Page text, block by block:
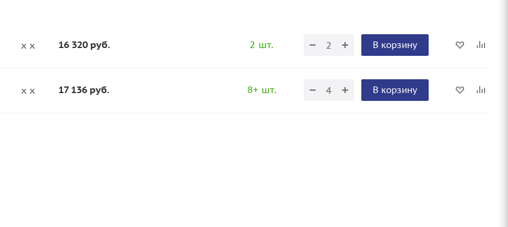
x x 16 320 руб. 2 шт. В корзину
x x 17 136 руб. 8+ шт. В корзину